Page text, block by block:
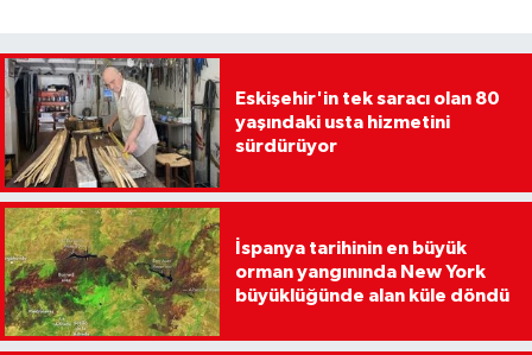
Eskişehir'in tek saracı olan 80
yaşındaki usta hizmetini
sürdürüyor
İspanya tarihinin en büyük
orman yangınında New York
büyüklüğünde alan küle döndü